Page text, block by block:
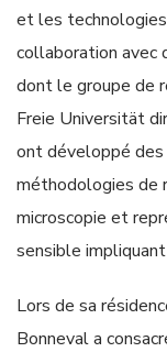
et les
collaboration avec
dont le groupe de
Freie Universität
ont développé
méthodologies de
microscopie et
sensible
Lors de sa
Bonneval a